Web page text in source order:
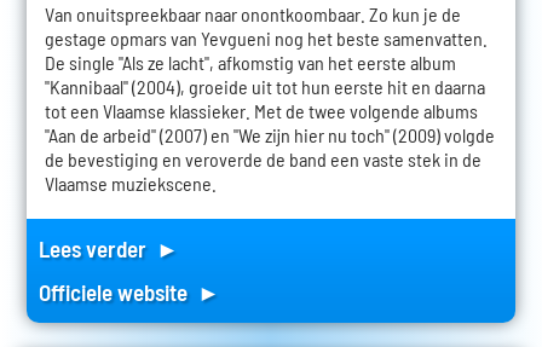
Van onuitspreekbaar naar onontkoombaar. Zo kun je de
gestage opmars van Yevgueni nog het beste samenvatten.
De single "Als ze lacht", afkomstig van het eerste album
"Kannibaal" (2004), groeide uit tot hun eerste hit en daarna
tot een Vlaamse klassieker. Met de twee volgende albums
"Aan de arbeid" (2007) en "We zijn hier nu toch" (2009) volgde
de bevestiging en veroverde de band een vaste stek in de
Vlaamse muziekscene.
Lees verder ►
Officiele website ►